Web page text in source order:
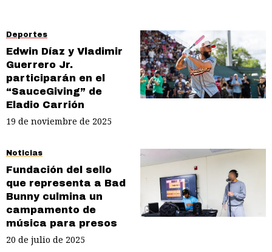
Deportes
Edwin Díaz y Vladimir
Guerrero Jr.
participarán en el
“SauceGiving” de
Eladio Carrión
19 de noviembre de 2025
Noticias
Fundación del sello
que representa a Bad
Bunny culmina un
campamento de
música para presos
20 de julio de 2025